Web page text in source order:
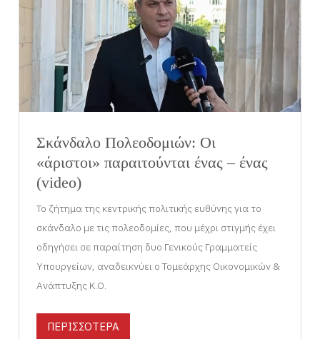
Σκάνδαλο Πολεοδομιών: Οι
«άριστοι» παραιτούνται ένας – ένας
(video)
Το ζήτημα της κεντρικής πολιτικής ευθύνης για το
σκάνδαλο με τις πολεοδομίες, που μέχρι στιγμής έχει
οδηγήσει σε παραίτηση δυο Γενικούς Γραμματείς
Υπουργείων, αναδεικνύει ο Τομεάρχης Οικονομικών &
Ανάπτυξης Κ.Ο.
ΠΕΡΙΣΣΟΤΕΡΑ